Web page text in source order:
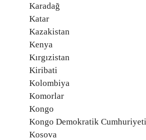
Karadağ
Katar
Kazakistan
Kenya
Kırgızistan
Kiribati
Kolombiya
Komorlar
Kongo
Kongo Demokratik Cumhuriyeti
Kosova